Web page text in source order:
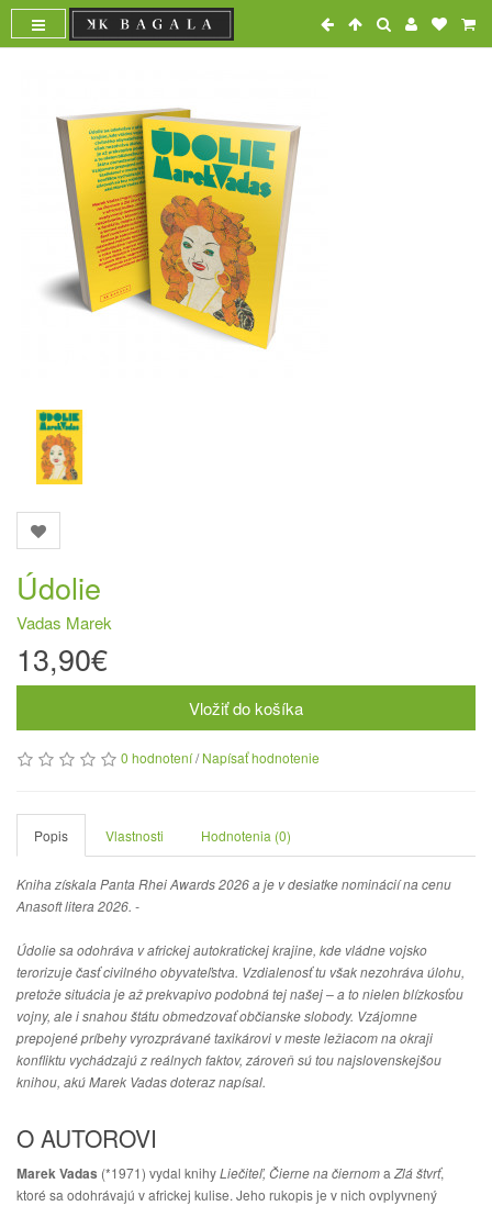
Údolie
Vadas Marek
13,90€
Vložiť do košíka
0 hodnotení/Napísať hodnotenie
Popis Vlastnosti Hodnotenia (0)
Kniha získala Panta Rhei Awards 2026 a je v desiatke nominácií na cenu
Anasoft litera 2026. -
Údolie sa odohráva v africkej autokratickej krajine, kde vládne vojsko
terorizuje časť civilného obyvateľstva. Vzdialenosť tu však nezohráva úlohu,
pretože situácia je až prekvapivo podobná tej našej – a to nielen blízkosťou
vojny, ale i snahou štátu obmedzovať občianske slobody. Vzájomne
prepojené príbehy vyrozprávané taxikárovi v meste ležiacom na okraji
konfliktu vychádzajú z reálnych faktov, zároveň sú tou najslovenskejšou
knihou, akú Marek Vadas doteraz napísal.
O AUTOROVI
Marek Vadas (*1971) vydal knihyLiečiteľ, Čierne na čiernoma Zlá štvrť,
ktoré sa odohrávajú v africkej kulise. Jeho rukopis je v nich ovplyvnený